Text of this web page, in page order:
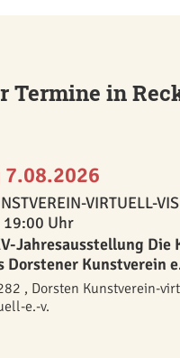
Termine in
7.08.2026
VIRTUELL-
| 19:00 Uhr
Jahresausstellung Die
Dorstener Kunstverein
, Dorsten Kunstverein-
e.-v.